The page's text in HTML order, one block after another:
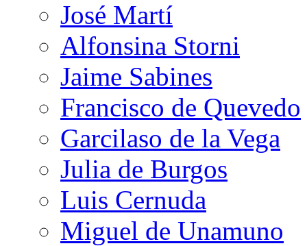
José Martí
Alfonsina Storni
Jaime Sabines
Francisco de Quevedo
Garcilaso de la Vega
Julia de Burgos
Luis Cernuda
Miguel de Unamuno